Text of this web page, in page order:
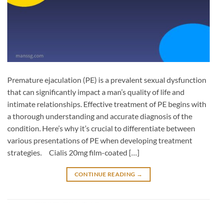
Premature ejaculation (PE) is a prevalent sexual dysfunction
that can significantly impact a man’s quality of life and
intimate relationships. Effective treatment of PE begins with
a thorough understanding and accurate diagnosis of the
condition. Here’s why it’s crucial to differentiate between
various presentations of PE when developing treatment
strategies. Cialis 20mg film-coated […]
CONTINUE READING →